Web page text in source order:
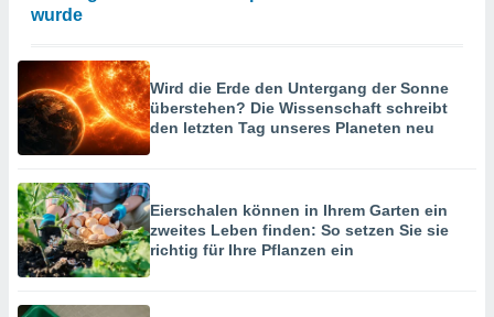
wurde
Wird die Erde den Untergang der Sonne
überstehen? Die Wissenschaft schreibt
den letzten Tag unseres Planeten neu
Eierschalen können in Ihrem Garten ein
zweites Leben finden: So setzen Sie sie
richtig für Ihre Pflanzen ein